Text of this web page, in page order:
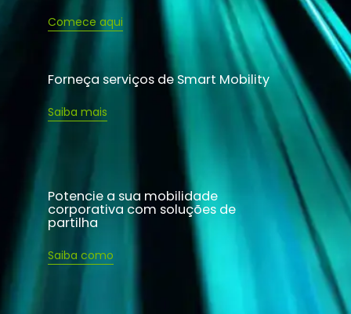
Comece aqui
Forneça serviços de Smart Mobility
Saiba mais
Potencie a sua mobilidade
corporativa com soluções de
partilha
Saiba como